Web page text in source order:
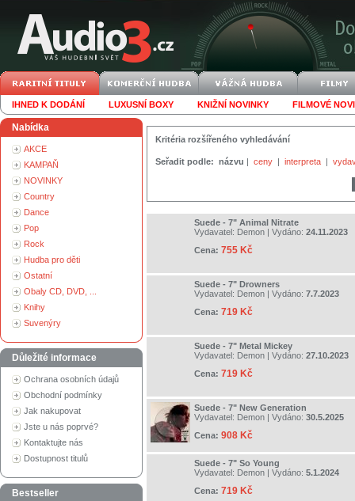
IHNED K DODÁNÍ LUXUSNÍ BOXY KNIŽNÍ NOVINKY FILMOVÉ
Nabídka
AKCE
KAMPAŇ
NOVINKY
Country
Dance
Pop
Rock
Hudba pro děti
Ostatní
Obaly CD, DVD, ...
Knihy
Suvenýry
Důležité informace
Ochrana osobních údajů
Obchodní podmínky
Jak nakupovat
Jste u nás poprvé?
Kontaktujte nás
Dostupnost titulů
Bestseller
Kritéria rozšířeného vyhledávání
Seřadit podle: názvu | ceny | interpreta |
Suede - 7" Animal Nitrate
Vydavatel: Demon | Vydáno: 24.11.2023
Cena: 755 Kč
Suede - 7" Drowners
Vydavatel: Demon | Vydáno: 7.7.2023
Cena: 719 Kč
Suede - 7" Metal Mickey
Vydavatel: Demon | Vydáno: 27.10.2023
Cena: 719 Kč
Suede - 7" New Generation
Vydavatel: Demon | Vydáno: 30.5.2025
Cena: 908 Kč
Suede - 7" So Young
Vydavatel: Demon | Vydáno: 5.1.2024
Cena: 719 Kč